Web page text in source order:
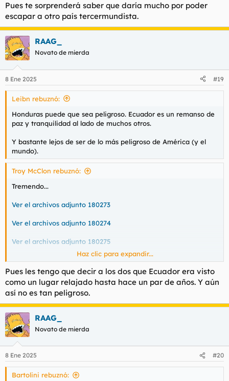
Pues te sorprenderá saber que daría mucho por poder
escapar a otro país tercermundista.
RAAG_
Novato de mierda
8 Ene 2025 #19
Leibn rebuznó:
Honduras puede que sea peligroso. Ecuador es un remanso de
paz y tranquilidad al lado de muchos otros.
Y bastante lejos de ser de lo más peligroso de América (y el
mundo).
Troy McClon rebuznó:
Tremendo...
Ver el archivos adjunto 180273
Ver el archivos adjunto 180274
Ver el archivos adjunto 180275
Ver el archivos adjunto 180276
El poder de la gorrita.
Haz clic para expandir...
Pues les tengo que decir a los dos que Ecuador era visto
como un lugar relajado hasta hace un par de años. Y aún
así no es tan peligroso.
RAAG_
Novato de mierda
8 Ene 2025 #20
Bartolini rebuznó: